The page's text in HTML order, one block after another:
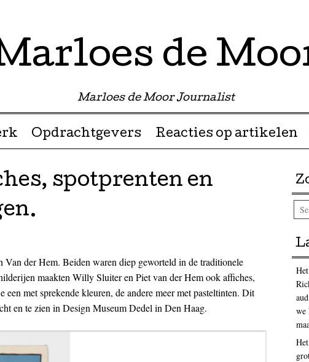
de
Marloes de Moor Journalist
Opdrachtgevers Reacties op artikelen
spotprenten en
Van der Hem. Beiden waren diep geworteld in de traditionele
maakten Willy Sluiter en Piet van der Hem ook affiches,
een met sprekende kleuren, de andere meer met pasteltinten. Dit
en te zien in Design Museum Dedel in Den Haag.
we